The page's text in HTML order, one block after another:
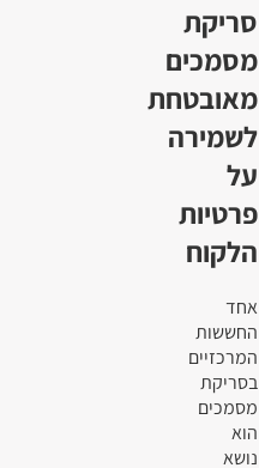
סריקת
מסמכים
מאובטחת
לשמירה
על
פרטיות
הלקוח
אחד
החששות
המרכזיים
בסריקת
מסמכים
הוא
נושא